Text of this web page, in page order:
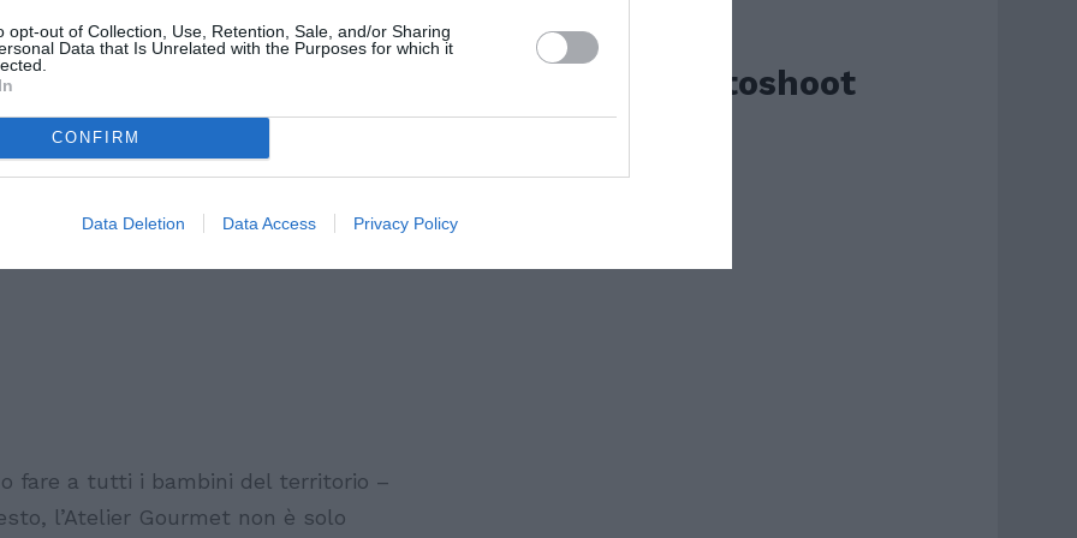
opt-out of Collection, Use, Retention, Sale, and/or Sharing
Data that Is Unrelated with the Purposes for which it
CONFIRM
Data Deletion Data Access Privacy Policy
dalla pastry-chef Debora
fare a tutti i bambini del territorio –
l’Atelier Gourmet non è solo
Paris Photoshoot